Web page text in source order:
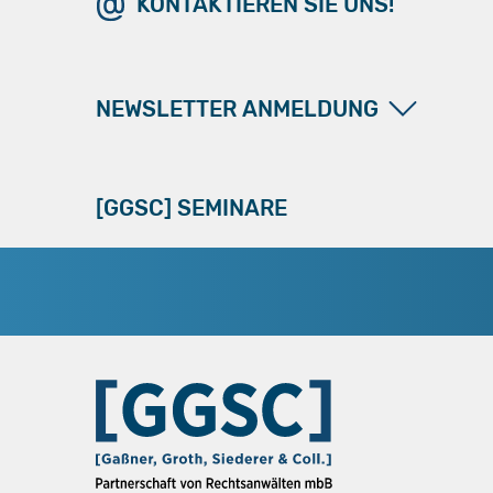
NEWSLETTER ANMELDUNG
[GGSC] SEMINARE